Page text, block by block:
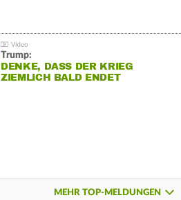
Trump:
DENKE, DASS DER KRIEG
ZIEMLICH BALD ENDET
MEHR TOP-MELDUNGEN